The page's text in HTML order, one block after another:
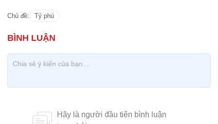
Chủ đề: Tỷ phú